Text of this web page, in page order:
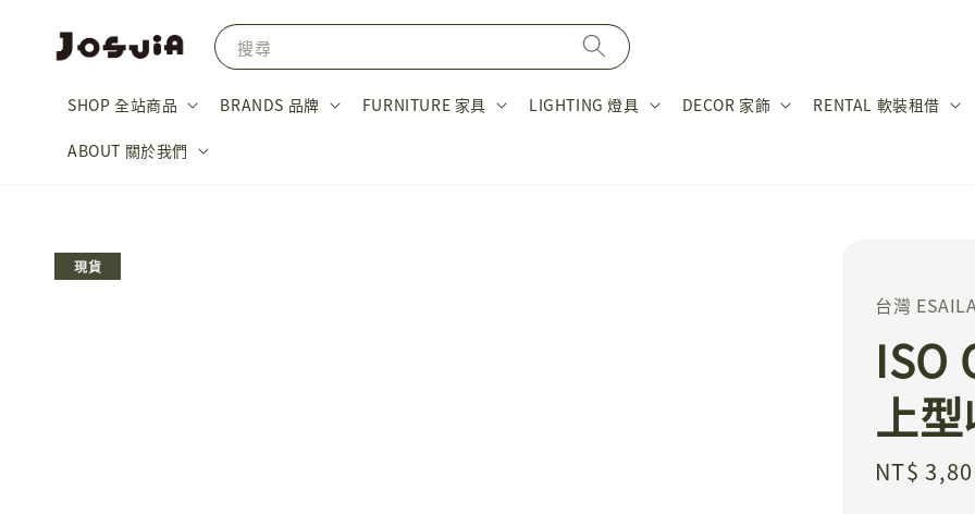
搜尋
SHOP 全站商品 BRANDS 品牌 FURNITURE 家具 LIGHTING 燈具 DECOR 家飾 RENTAL 軟裝租借
ABOUT 關於我們
現貨
台灣
ISO
上
Regular
NT$